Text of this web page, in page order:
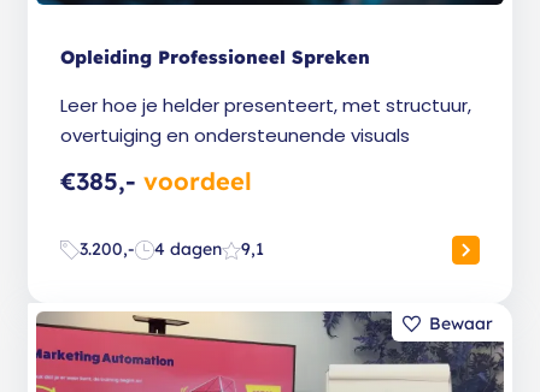
Opleiding Professioneel Spreken
Leer hoe je helder presenteert, met structuur,
overtuiging en ondersteunende visuals
€385,- voordeel
3.200,- 4 dagen 9,1